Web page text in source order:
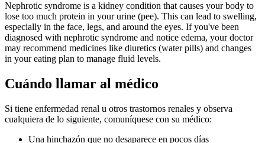
Nephrotic syndrome is a kidney condition that causes your body to
lose too much protein in your urine (pee). This can lead to swelling,
especially in the face, legs, and around the eyes. If you've been
diagnosed with nephrotic syndrome and notice edema, your doctor
may recommend medicines like diuretics (water pills) and changes
in your eating plan to manage fluid levels.
Cuándo llamar al médico
Si tiene enfermedad renal u otros trastornos renales y observa
cualquiera de lo siguiente, comuníquese con su médico:
Una hinchazón que no desaparece en pocos días